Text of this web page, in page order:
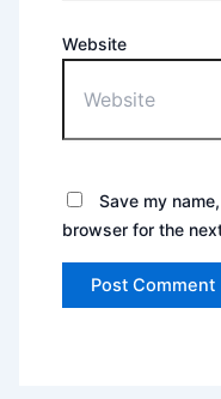
Website
Save my
browser for the